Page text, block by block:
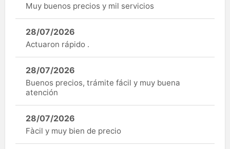
Muy buenos precios y mil servicios
28/07/2026
Actuaron rápido .
28/07/2026
Buenos precios, trámite fácil y muy buena
atención
28/07/2026
Fàcil y muy bien de precio